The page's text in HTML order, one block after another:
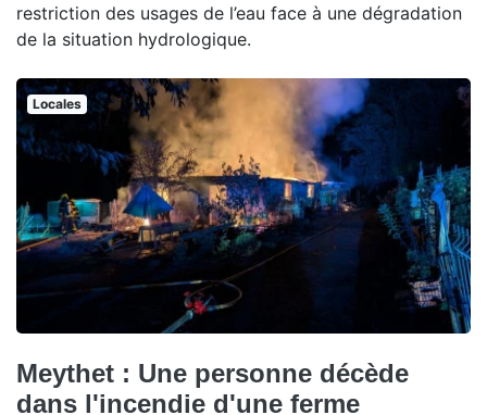
restriction des usages de l’eau face à une dégradation
de la situation hydrologique.
Locales
Meythet : Une personne décède
dans l'incendie d'une ferme